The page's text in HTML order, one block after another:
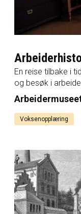
En reise tilbake i
og besøk i
Voksenopplæring